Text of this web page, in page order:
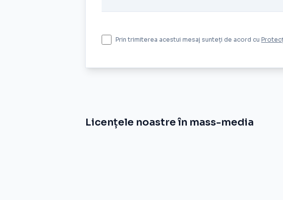
Prin trimiterea acestui mesaj sunteți de acord cu
Licențele noastre în mass-media